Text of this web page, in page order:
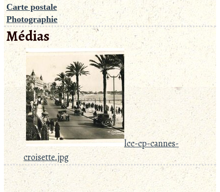
Carte postale
Photographie
Médias
lcc-cp-cannes-
croisette.jpg